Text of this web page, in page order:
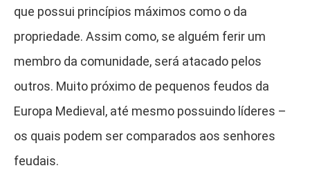
que possui princípios máximos como o da
propriedade. Assim como, se alguém ferir um
membro da comunidade, será atacado pelos
outros. Muito próximo de pequenos feudos da
Europa Medieval, até mesmo possuindo líderes –
os quais podem ser comparados aos senhores
feudais.